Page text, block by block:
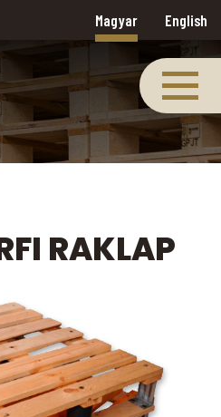
Magyar English
RAKLAP